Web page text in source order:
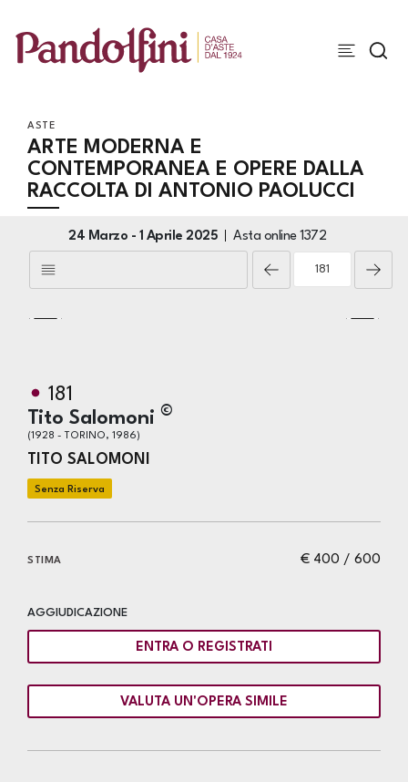
ASTE
ARTE MODERNA E
CONTEMPORANEA E OPERE DALLA
RACCOLTA DI ANTONIO PAOLUCCI
24 Marzo - 1 Aprile 2025 Asta online 1372
181
Tito Salomoni ©
(1928 - TORINO, 1986)
TITO SALOMONI
€ 400 / 600
STIMA
AGGIUDICAZIONE
ENTRA O REGISTRATI
VALUTA UN'OPERA SIMILE